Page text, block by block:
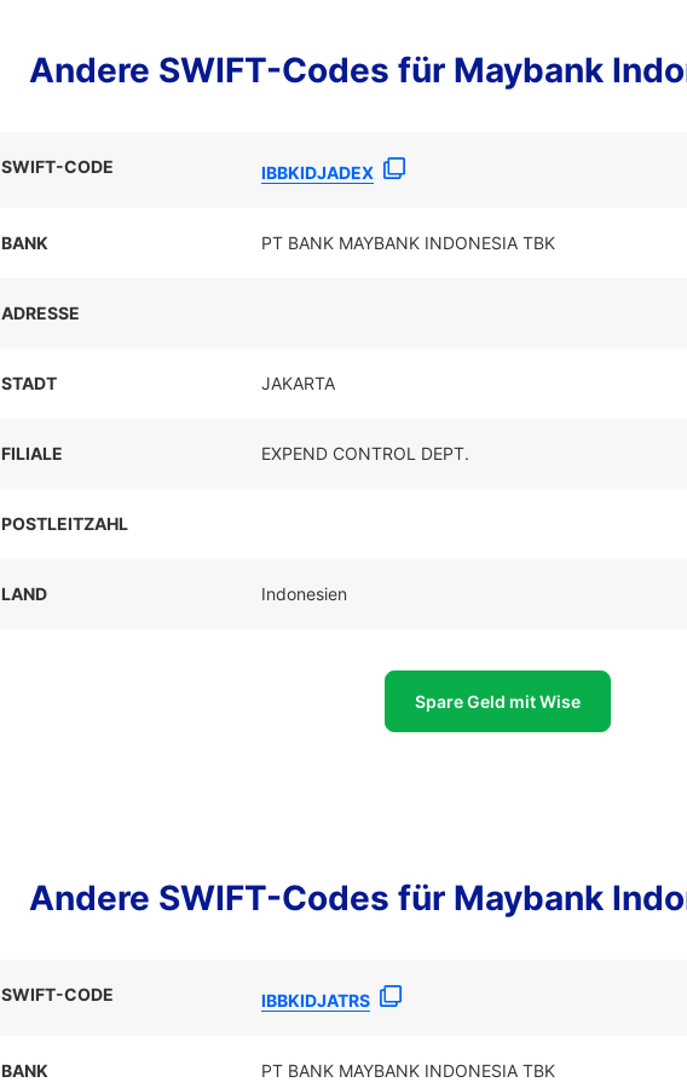
Andere SWIFT-Codes für Maybank
SWIFT-CODE IBBKIDJADEX
BANK PT BANK MAYBANK INDONESIA TBK
ADRESSE
STADT JAKARTA
FILIALE EXPEND CONTROL DEPT.
POSTLEITZAHL
LAND Indonesien
Spare Geld mit Wise
Andere SWIFT-Codes für Maybank
SWIFT-CODE IBBKIDJATRS
BANK PT BANK MAYBANK INDONESIA TBK